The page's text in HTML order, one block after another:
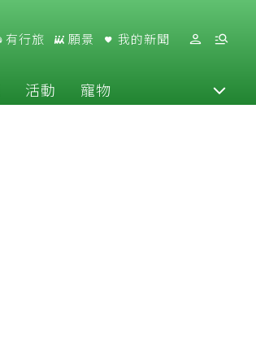
有行旅 願景 我的新聞
活動 寵物